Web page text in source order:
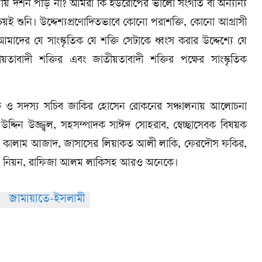
দর্শন পড়ি না? আমরা কি ইউরোপের ভালো সংগীত বা অন্যান্য
শুনি। উদ্দেশ্যপ্রণোদিতভাবে কোনো পরাশক্তি, কোনো আগ্রাসী
যে সাংস্কৃতিক যে শক্তি সেটাকে ধ্বংস করার উদ্দেশ্যে যে
শক্তির এবং জাতীয়তাবাদী শক্তির পক্ষের সাংস্কৃতিক
সদস্য সচিব জাকির হোসেন রোকনের সঞ্চালনায় আলোচনা
উজ্জ্বল, সহসম্পাদক সাঈদ সোহরাব, স্বেচ্ছাসেবক বিষয়ক
আজাদ, জাসাসের লিয়াকত আলী লাকি, ফেরদৌস ফকির,
নিয়ন, রাফিজা আলম লাকিসহ আরও অনেকে।
জামায়াতে-ইসলামী